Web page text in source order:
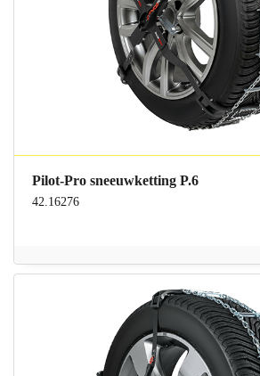
Pilot-Pro sneeuwketting P.6
42.16276